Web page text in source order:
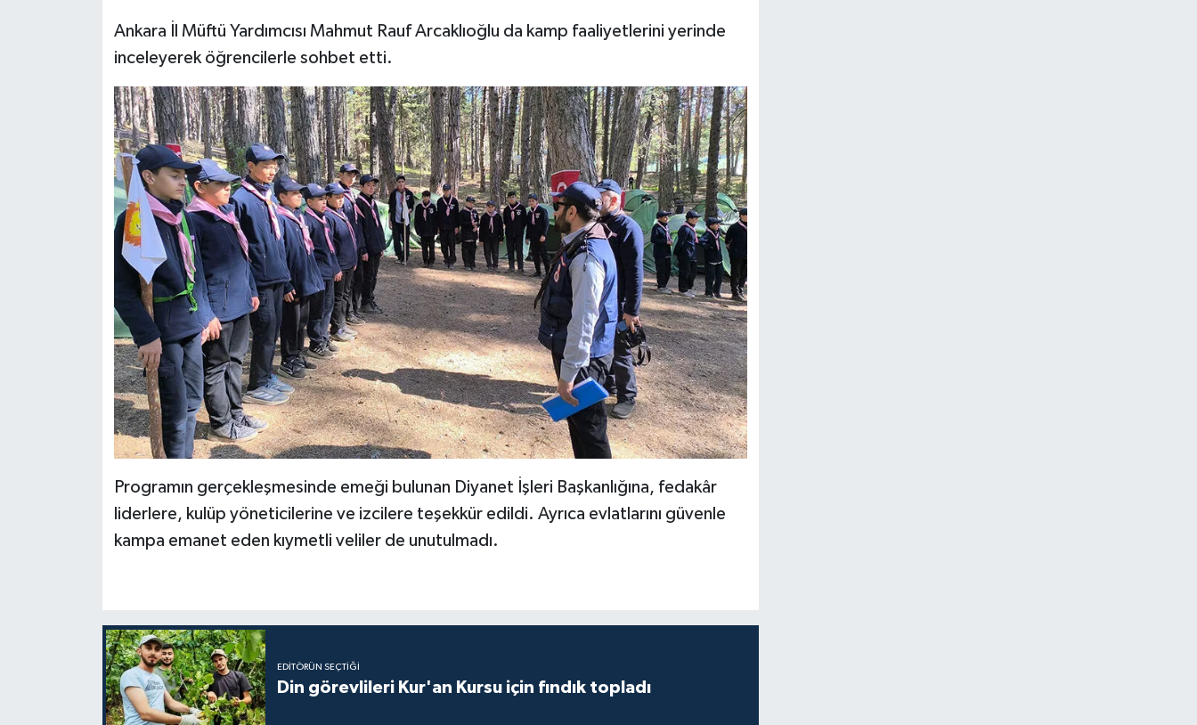
Ankara İl Müftü Yardımcısı Mahmut Rauf Arcaklıoğlu da kamp faaliyetlerini yerinde
inceleyerek öğrencilerle sohbet etti.
Programın gerçekleşmesinde emeği bulunan Diyanet İşleri Başkanlığına, fedakâr
liderlere, kulüp yöneticilerine ve izcilere teşekkür edildi. Ayrıca evlatlarını güvenle
kampa emanet eden kıymetli veliler de unutulmadı.
EDITÖRÜN SEÇTIĞI
Din görevlileri Kur'an Kursu için fındık topladı
Malatya Müftülüğü
Manisa Müftülüğü
Mardin Müftülüğü
Mersin Müftülüğü
Muğla Müftülüğü
Muş Müftülüğü
Nevşehir Müftülüğü
Niğde Müftülüğü
Ordu Müftülüğü
Osmaniye Müftülüğü
Rize Müftülüğü
Sakarya Müftülüğü
Siirt Müftülüğü
Sinop Müftülüğü